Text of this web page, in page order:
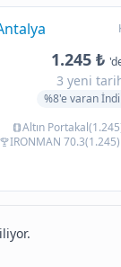
1.245 ₺
3 yeni
%8'e varan
Altın
IRONMAN 70.3(1.245)